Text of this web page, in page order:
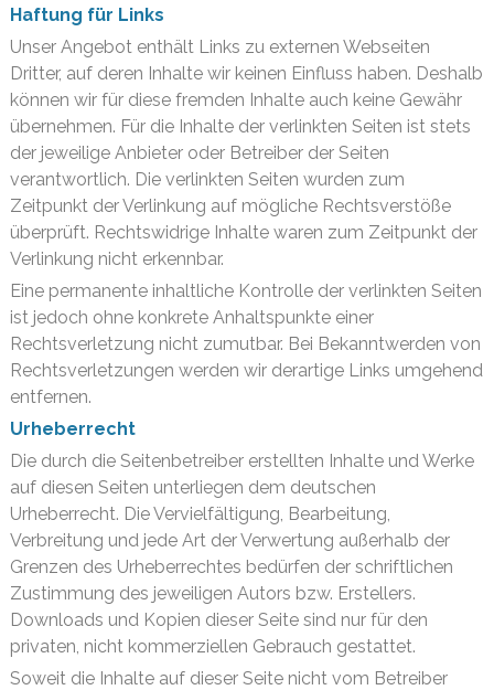
Haftung für Links
Unser Angebot enthält Links zu externen Webseiten
Dritter, auf deren Inhalte wir keinen Einfluss haben. Deshalb
können wir für diese fremden Inhalte auch keine Gewähr
übernehmen. Für die Inhalte der verlinkten Seiten ist stets
der jeweilige Anbieter oder Betreiber der Seiten
verantwortlich. Die verlinkten Seiten wurden zum
Zeitpunkt der Verlinkung auf mögliche Rechtsverstöße
überprüft. Rechtswidrige Inhalte waren zum Zeitpunkt der
Verlinkung nicht erkennbar.
Eine permanente inhaltliche Kontrolle der verlinkten Seiten
ist jedoch ohne konkrete Anhaltspunkte einer
Rechtsverletzung nicht zumutbar. Bei Bekanntwerden von
Rechtsverletzungen werden wir derartige Links umgehend
entfernen.
Urheberrecht
Die durch die Seitenbetreiber erstellten Inhalte und Werke
auf diesen Seiten unterliegen dem deutschen
Urheberrecht. Die Vervielfältigung, Bearbeitung,
Verbreitung und jede Art der Verwertung außerhalb der
Grenzen des Urheberrechtes bedürfen der schriftlichen
Zustimmung des jeweiligen Autors bzw. Erstellers.
Downloads und Kopien dieser Seite sind nur für den
privaten, nicht kommerziellen Gebrauch gestattet.
Soweit die Inhalte auf dieser Seite nicht vom Betreiber